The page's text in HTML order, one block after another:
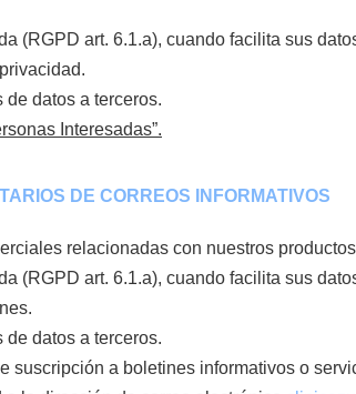
(RGPD art. 6.1.a), cuando facilita sus
datos a terceros.
Interesadas”.
DE CORREOS INFORMATIVOS
relacionadas con nuestros
(RGPD art. 6.1.a), cuando facilita sus
datos a terceros.
suscripción a boletines informativos o